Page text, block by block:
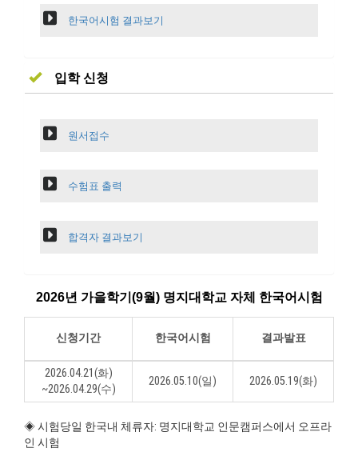
한국어시험 결과보기
입학 신청
원서접수
수험표 출력
합격자 결과보기
2026년 가을학기(9월) 명지대학교 자체 한국어시험
신청기간 한국어시험 결과발표
2026.04.21(화)
~2026.04.29(수)
2026.05.10(일) 2026.05.19(화)
◈ 시험당일 한국내 체류자: 명지대학교 인문캠퍼스에서 오프라
인 시험